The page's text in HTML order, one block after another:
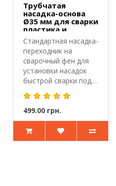
Трубчатая
насадка-основа
Ø35 мм для сварки
пластика и
линолеума
Стандартная насадка-
переходник на
сварочный фен для
установки насадок
быстрой сварки под
пруток и св..
499.00 грн.